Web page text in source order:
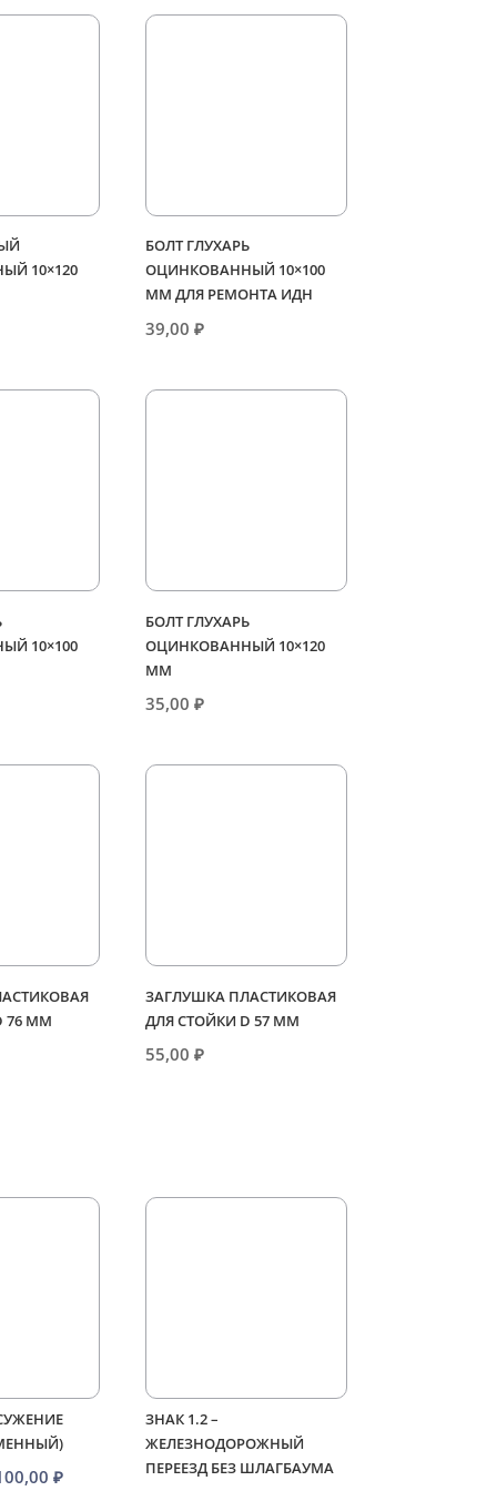
10×120
БОЛТ ГЛУХАРЬ
ОЦИНКОВАННЫЙ 10×100
ММ ДЛЯ РЕМОНТА ИДН
39,00 ₽
10×100
БОЛТ ГЛУХАРЬ
ОЦИНКОВАННЫЙ 10×120
ММ
35,00 ₽
76 ММ
ЗАГЛУШКА ПЛАСТИКОВАЯ
ДЛЯ СТОЙКИ D 57 ММ
55,00 ₽
₽Диапазон
ЗНАК 1.2 –
ЖЕЛЕЗНОДОРОЖНЫЙ
ПЕРЕЕЗД БЕЗ ШЛАГБАУМА